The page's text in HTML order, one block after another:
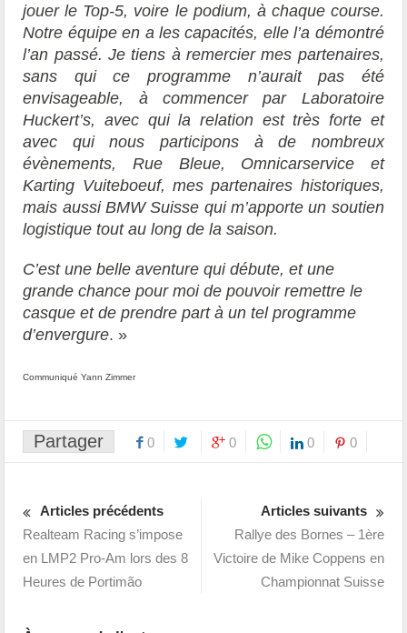
jouer le Top-5, voire le podium, à chaque course.
Notre équipe en a les capacités, elle l’a démontré
l’an passé. Je tiens à remercier mes partenaires,
sans qui ce programme n’aurait pas été
envisageable, à commencer par Laboratoire
Huckert’s, avec qui la relation est très forte et
avec qui nous participons à de nombreux
évènements, Rue Bleue, Omnicarservice et
Karting Vuiteboeuf, mes partenaires historiques,
mais aussi BMW Suisse qui m’apporte un soutien
logistique tout au long de la saison.
C’est une belle aventure qui débute, et une
grande chance pour moi de pouvoir remettre le
casque et de prendre part à un tel programme
d’envergure. »
Communiqué Yann Zimmer
Partager 0 0 0 0
Articles précédents
Realteam Racing s’impose
en LMP2 Pro-Am lors des 8
Heures de Portimão
Articles suivants
Rallye des Bornes – 1ère
Victoire de Mike Coppens en
Championnat Suisse